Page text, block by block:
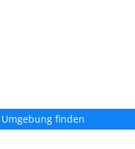
finden